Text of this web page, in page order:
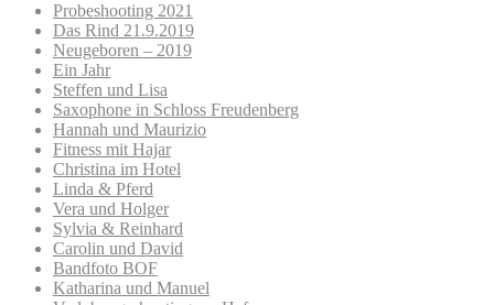
Probeshooting 2021
Das Rind 21.9.2019
Neugeboren – 2019
Ein Jahr
Steffen und Lisa
Saxophone in Schloss Freudenberg
Hannah und Maurizio
Fitness mit Hajar
Christina im Hotel
Linda & Pferd
Vera und Holger
Sylvia & Reinhard
Carolin und David
Bandfoto BOF
Katharina und Manuel